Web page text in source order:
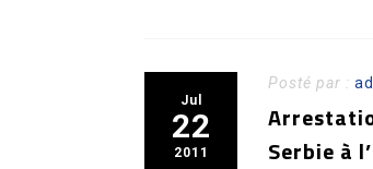
Jul
22
2011
Posté par :
Serbie à